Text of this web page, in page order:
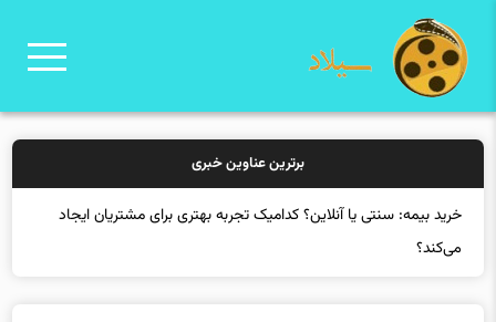
برترین عناوین خبری
خرید بیمه: سنتی یا آنلاین؟ کدامیک تجربه بهتری برای مشتریان ایجاد
می‌کند؟